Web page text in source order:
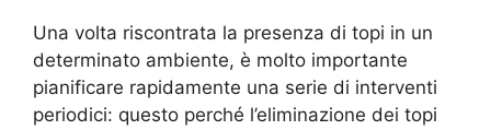
Una volta riscontrata la presenza di topi in un
determinato ambiente, è molto importante
pianificare rapidamente una serie di interventi
periodici: questo perché l’eliminazione dei topi